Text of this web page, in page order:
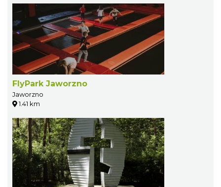
FlyPark Jaworzno
Jaworzno
1.41 km